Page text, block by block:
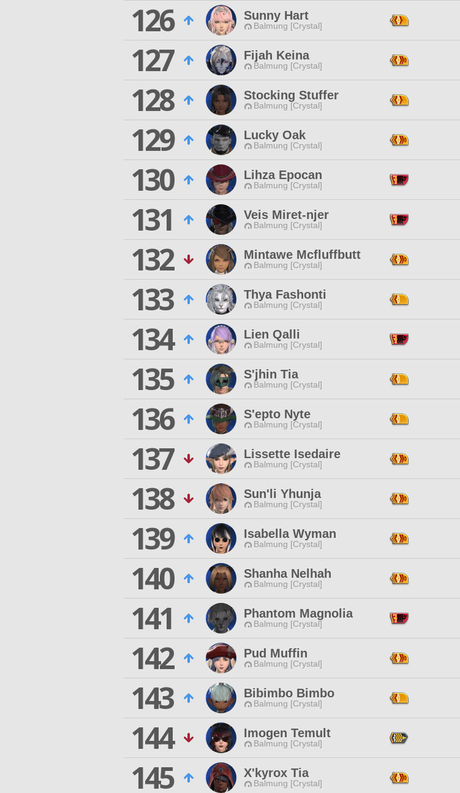
126
Sunny Hart
Balmung [Crystal]
127
Fijah Keina
Balmung [Crystal]
128
Stocking Stuffer
Balmung [Crystal]
129
Lucky Oak
Balmung [Crystal]
130
Lihza Epocan
Balmung [Crystal]
131
Veis Miret-njer
Balmung [Crystal]
132
Mintawe Mcfluffbutt
Balmung [Crystal]
133
Thya Fashonti
Balmung [Crystal]
134
Lien Qalli
Balmung [Crystal]
135
S'jhin Tia
Balmung [Crystal]
136
S'epto Nyte
Balmung [Crystal]
137
Lissette Isedaire
Balmung [Crystal]
138
Sun'li Yhunja
Balmung [Crystal]
139
Isabella Wyman
Balmung [Crystal]
140
Shanha Nelhah
Balmung [Crystal]
141
Phantom Magnolia
Balmung [Crystal]
142
Pud Muffin
Balmung [Crystal]
143
Bibimbo Bimbo
Balmung [Crystal]
144
Imogen Temult
Balmung [Crystal]
145
X'kyrox Tia
Balmung [Crystal]